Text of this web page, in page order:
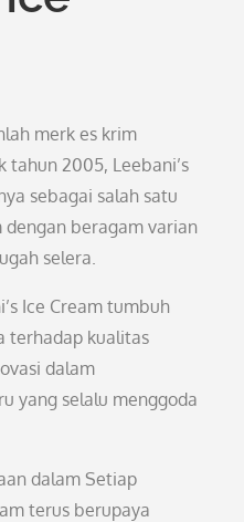
merk es krim
tahun 2005, Leebani’s
sebagai salah satu
dengan beragam varian
selera.
Ice Cream tumbuh
terhadap kualitas
dalam
yang selalu menggoda
dalam Setiap
terus berupaya